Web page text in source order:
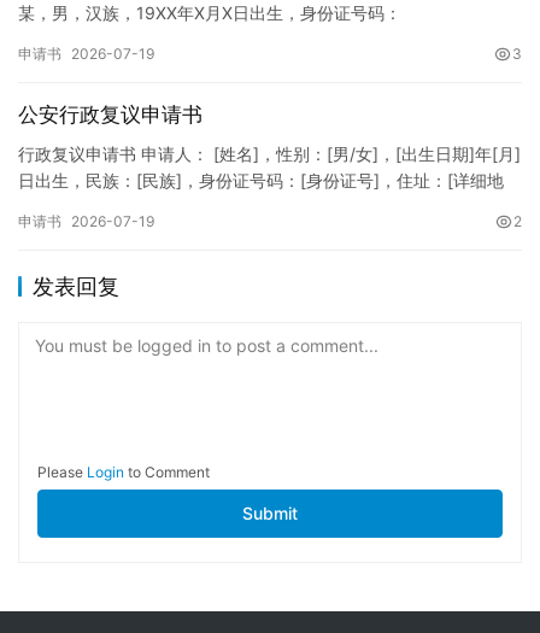
某，男，汉族，19XX年X月X日出生，身份证号码：
申请书 2026-07-19 3
公安行政复议申请书
行政复议申请书 申请人： [姓名]，性别：[男/女]，[出生日期]年[月]
日出生，民族：[民族]，身份证号码：[身份证号]，住址：[详细地
申请书 2026-07-19 2
发表回复
You must be logged in to post a comment...
Please Login to Comment
Submit